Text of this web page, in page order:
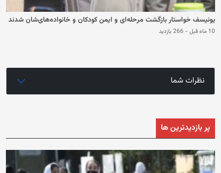
یونیسف خواستار بازگشت مرحله‌ای و ایمن کودکان و ‏خانواده‌های‌شان شدند
10 ماه قبل - 266 بازدید
نظرات شما
پر بازدیدترین ها